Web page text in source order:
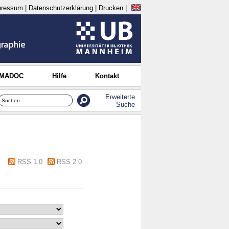
Datenschutzerklärung Drucken
Hilfe Kontakt
Erweiterte
Suche
RSS 1.0 RSS 2.0